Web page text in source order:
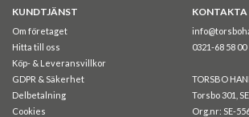
KUNDTJÄNST
Om företaget
Hitta till oss
Köp- & Leveransvillkor
GDPR & Säkerhet
Delbetalning
Cookies
KONTAKTA
0321-68 58 00
TORSBO
Torsbo 301,
Org.nr: SE-